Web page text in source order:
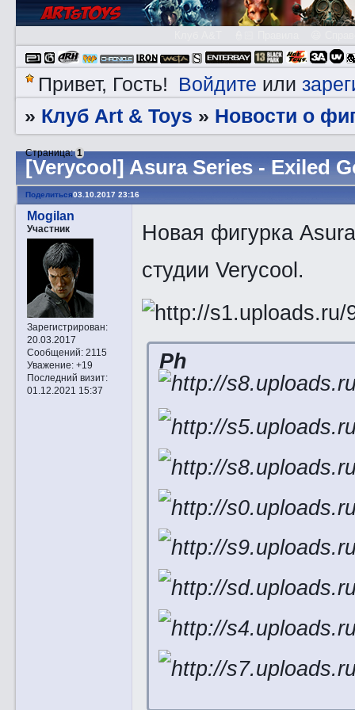
Привет, Гость! Войдите или
» Клуб Art & Toys » ­Новости о
[Verycool] Asura Series - Exiled
Страница:1
Поделиться03.10.2017 23:16
Mogilan
Участник
Зарегистрирован:
20.03.2017
Сообщений:2115
Уважение: +19
Последний визит:
01.12.2021 15:37
Новая фигурка
студии Verycool.
Ph